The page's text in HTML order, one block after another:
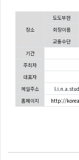
장소
도도부현
회장이름
교통수단
기간
주최자
대표자
메일주소
홈페이지
http://